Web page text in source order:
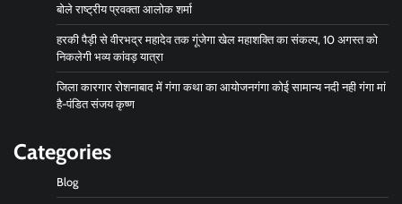
बोले राष्ट्रीय प्रवक्ता आलोक शर्मा
हरकी पैड़ी से वीरभद्र महादेव तक गूंजेगा खेल महाशक्ति का संकल्प, 10 अगस्त को
निकलेगी भव्य कांवड़ यात्रा
जिला कारगार रोशनाबाद में गंगा कथा का आयोजनगंगा कोई सामान्य नदी नही गंगा मां
है-पंडित संजय कृष्ण
Categories
Blog